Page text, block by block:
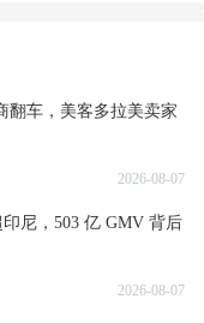
翻车，美客多拉美卖家
2026-08-07
尼，503 亿 GMV 背后
2026-08-07